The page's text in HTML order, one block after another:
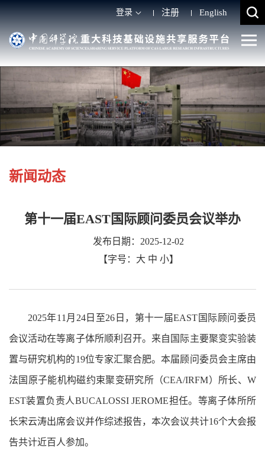
登录 注册 English
新闻动态
第十一届EAST国际顾问委员会议举办
发布日期：2025-12-02
【字号： 大 中 小】
2025年11月24日至26日，第十一届EAST国际顾问委员
会议活动在等离子体所顺利召开。来自国际主要聚变实验装
置与研究机构的19位专家汇聚合肥。本届顾问委员会主席由
法国原子能机构磁约束聚变研究所（CEA/IRFM）所长、W
EST装置负责人BUCALOSSI JEROME担任。等离子体所所
长宋云涛出席会议并作综述报告，本次会议共计16个大会报
告共计近百人参加。